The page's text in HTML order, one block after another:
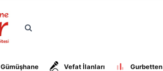
Gümüşhane Vefat İlanları Gurbetten